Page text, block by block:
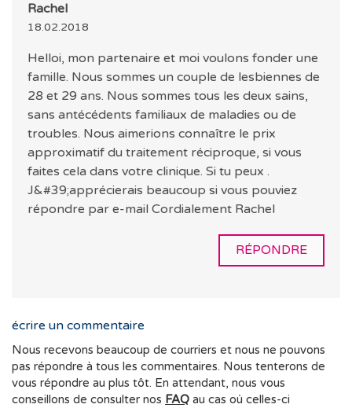
Rachel
18.02.2018
Helloi, mon partenaire et moi voulons fonder une
famille. Nous sommes un couple de lesbiennes de
28 et 29 ans. Nous sommes tous les deux sains,
sans antécédents familiaux de maladies ou de
troubles. Nous aimerions connaître le prix
approximatif du traitement réciproque, si vous
faites cela dans votre clinique. Si tu peux .
J&#39;apprécierais beaucoup si vous pouviez
répondre par e-mail Cordialement Rachel
RÉPONDRE
écrire un commentaire
Nous recevons beaucoup de courriers et nous ne pouvons
pas répondre à tous les commentaires. Nous tenterons de
vous répondre au plus tôt. En attendant, nous vous
conseillons de consulter nos FAQ au cas où celles-ci